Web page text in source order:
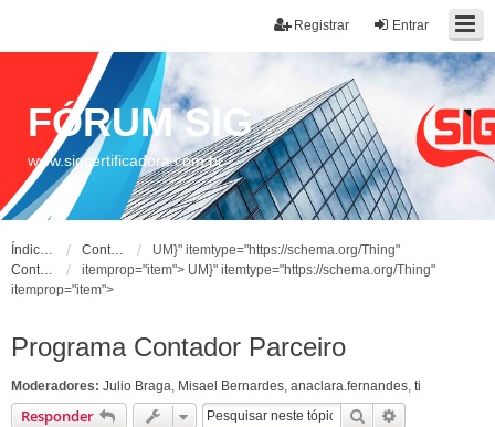
Entrar
Registrar
FÓRUM SIG
www.sigcertificadora.com.br
Índice do fórum Contador & Parceiros
UM}" itemtype="https://schema.org/Thing"
itemprop="item">
Contador & Parceiros
UM}" itemtype="https://schema.org/Thing"
itemprop="item">
Programa Contador Parceiro
Moderadores: Julio Braga, Misael Bernardes, anaclara.fernandes, ti
Responder Pesquisar